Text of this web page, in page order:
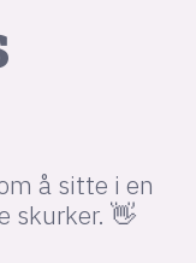
å sitte i en
skurker. 👋